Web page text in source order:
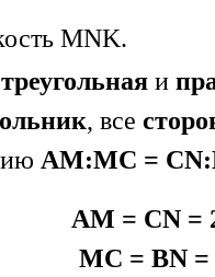
MNK.
и
, все
AM:МС =
AM = CN =
МС = BN =